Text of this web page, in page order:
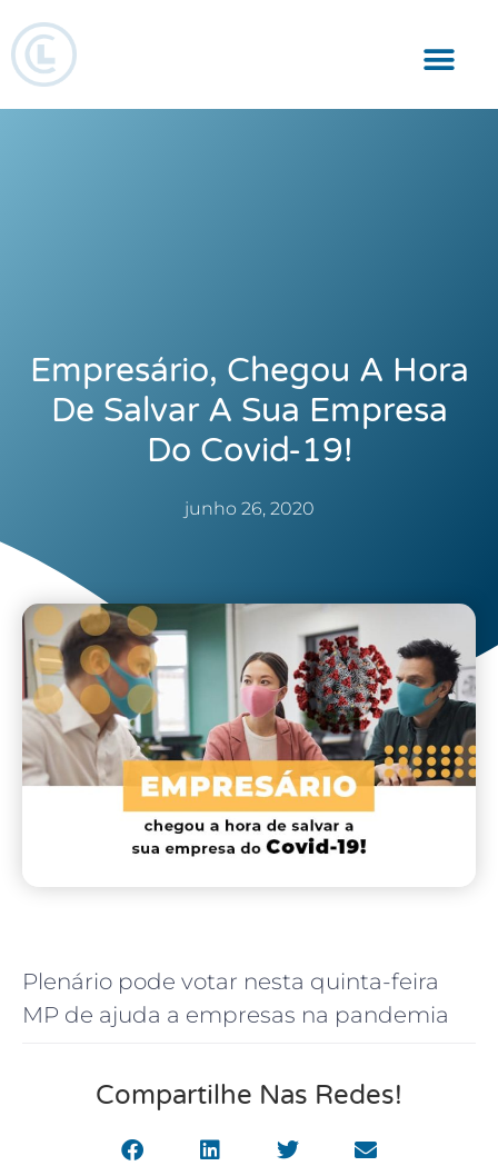
Empresário, Chegou A Hora
De Salvar A Sua Empresa
Do Covid-19!
junho 26, 2020
Plenário pode votar nesta quinta-feira
MP de ajuda a empresas na pandemia
Compartilhe Nas Redes!